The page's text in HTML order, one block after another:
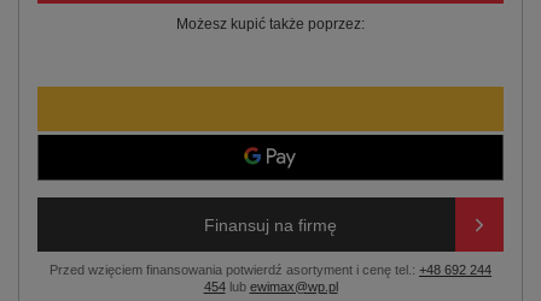
Możesz kupić także poprzez:
Finansuj na firmę
Przed wzięciem finansowania potwierdź asortyment i cenę tel.: +48 692 244
454lub ewimax@wp.pl